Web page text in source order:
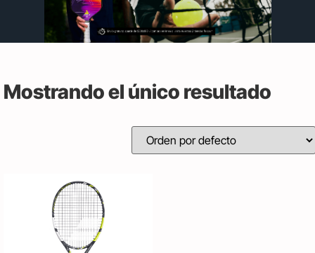
Mostrando el único resultado